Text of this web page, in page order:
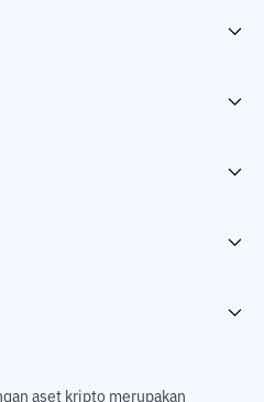
aset kripto merupakan